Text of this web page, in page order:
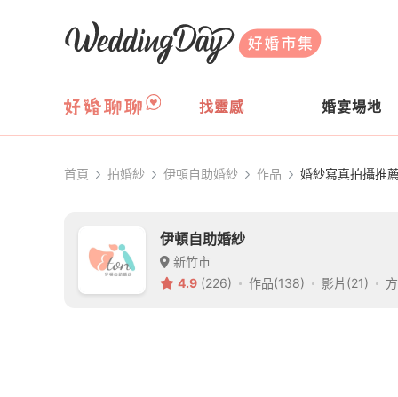
WeddingDay 好婚市集
找靈感 婚宴場地
首頁 拍婚紗 伊頓自助婚紗 作品 婚紗寫真拍攝推
伊頓自助婚紗
新竹市
4.9 (226) 作品(138) 影片(21)